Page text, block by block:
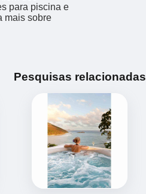
para piscina e
mais sobre
Pesquisas relacionadas